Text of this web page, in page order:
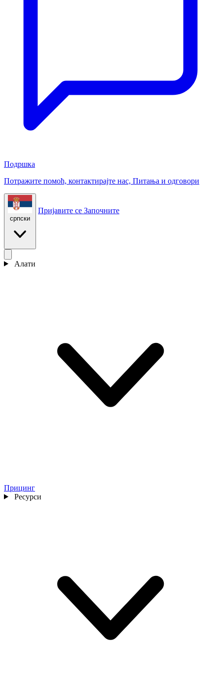
Подршка
Потражите помоћ, контактирајте нас, Питања и одговори
српски
Пријавите се Започните
Алати
Прицинг
Ресурси